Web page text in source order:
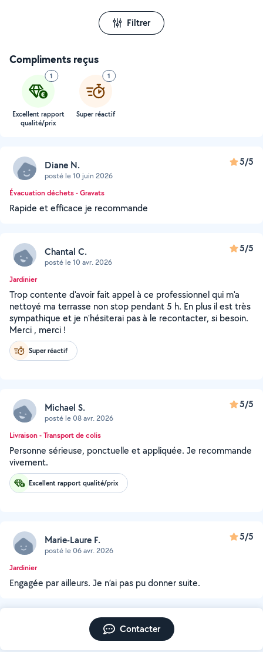
Filtrer
Compliments reçus
1
Excellent rapport
qualité/prix
1
Super réactif
Diane N.
posté le 10 juin 2026
5/5
Évacuation déchets - Gravats
Rapide et efficace je recommande
Chantal C.
posté le 10 avr. 2026
5/5
Jardinier
Trop contente d'avoir fait appel à ce professionnel qui m'a
nettoyé ma terrasse non stop pendant 5 h. En plus il est très
sympathique et je n'hésiterai pas à le recontacter, si besoin.
Merci , merci !
Super réactif
Michael S.
posté le 08 avr. 2026
5/5
Livraison - Transport de colis
Personne sérieuse, ponctuelle et appliquée. Je recommande
vivement.
Excellent rapport qualité/prix
Marie-Laure F.
posté le 06 avr. 2026
5/5
Jardinier
Engagée par ailleurs. Je n’ai pas pu donner suite.
Contacter